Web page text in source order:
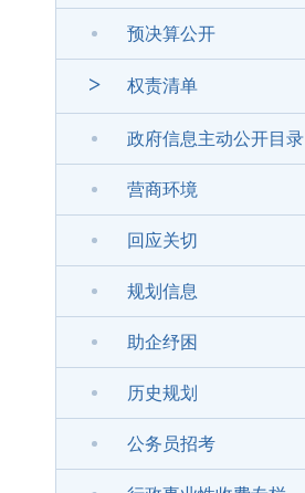
预决算公开
> 权责清单
政府信息主动公开目录
营商环境
回应关切
规划信息
助企纾困
历史规划
公务员招考